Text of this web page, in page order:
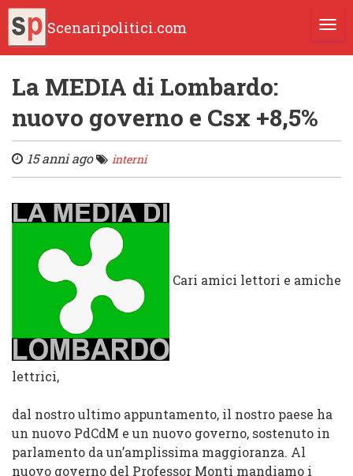
Scenaripolitici.com
La MEDIA di Lombardo:
nuovo governo e Csx +8,5%
15 anni ago interni
Cari amici lettori e amiche
lettrici,
dal nostro ultimo appuntamento, il nostro paese ha
un nuovo PdCdM e un nuovo governo, sostenuto in
parlamento da un’amplissima maggioranza. Al
nuovo governo del Professor Monti mandiamo i